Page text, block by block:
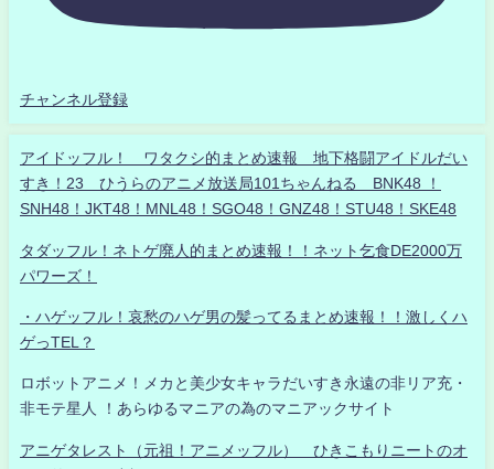
チャンネル登録
アイドッフル！ ワタクシ的まとめ速報 地下格闘アイドルだい
すき！23 ひうらのアニメ放送局101ちゃんねる BNK48 ！
SNH48！JKT48！MNL48！SGO48！GNZ48！STU48！SKE48
タダッフル！ネトゲ廃人的まとめ速報！！ネット乞食DE2000万
パワーズ！
・ハゲッフル！哀愁のハゲ男の髪ってるまとめ速報！！激しくハ
ゲっTEL？
ロボットアニメ！メカと美少女キャラだいすき永遠の非リア充・
非モテ星人 ！あらゆるマニアの為のマニアックサイト
アニゲタレスト（元祖！アニメッフル） ひきこもりニートのオ